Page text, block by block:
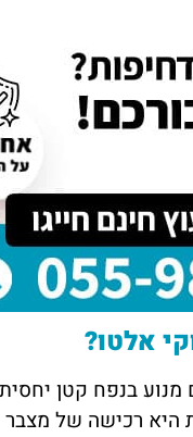
מזרחי
של מצבר בקליק פשוט
עם רכב שלא מתניע,
הגיעו עד אליי עם מצבר
היה הוגן וגם השירות היה
בחום
אלטו?
בנפח קטן